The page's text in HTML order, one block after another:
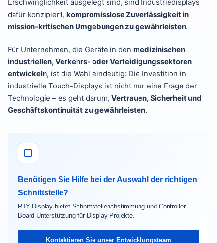
Erschwinglichkeit ausgelegt sind, sind Industriedisplays
dafür konzipiert, kompromisslose Zuverlässigkeit in
mission-kritischen Umgebungen zu gewährleisten.
Für Unternehmen, die Geräte in den medizinischen,
industriellen, Verkehrs- oder Verteidigungssektoren
entwickeln, ist die Wahl eindeutig: Die Investition in
industrielle Touch-Displays ist nicht nur eine Frage der
Technologie – es geht darum, Vertrauen, Sicherheit und
Geschäftskontinuität zu gewährleisten.
Benötigen Sie Hilfe bei der Auswahl der richtigen
Schnittstelle?
RJY Display bietet Schnittstellenabstimmung und Controller-
Board-Unterstützung für Display-Projekte.
Kontaktieren Sie unser Entwicklungsteam